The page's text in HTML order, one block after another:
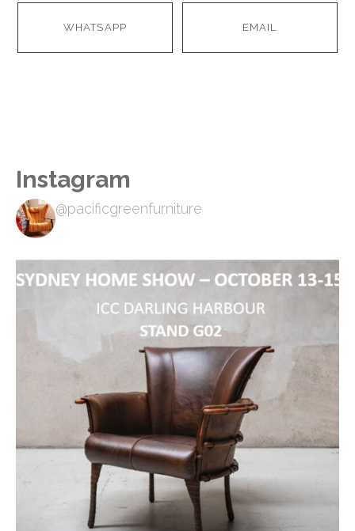
WHATSAPP EMAIL
Instagram
@pacificgreenfurniture